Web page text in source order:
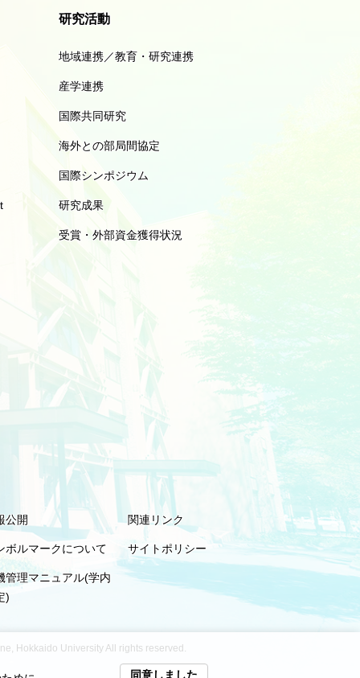
同意しました
研究活動
地域連携／教育・研究連携
産学連携
国際共同研究
海外との部局間協定
国際シンポジウム
研究成果
受賞・外部資金獲得状況
公開 関連リンク
ボルマークについて サイトポリシー
管理マニュアル(学内
)
Hokkaido University All rights reserved.